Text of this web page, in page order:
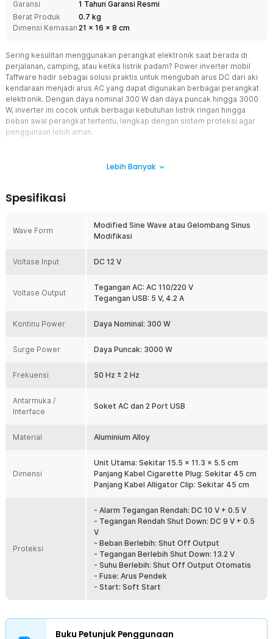
Garansi
1 Tahun Garansi Resmi
Berat Produk
0.7 kg
Dimensi Kemasan 21 x 16 x 8 cm
Sering kesulitan menggunakan perangkat elektronik saat berada di
perjalanan, camping, atau ketika listrik padam? Power inverter mobil
Taffware hadir sebagai solusi praktis untuk mengubah arus DC dari aki
kendaraan menjadi arus AC yang dapat digunakan berbagai perangkat
elektronik. Dengan daya nominal 300 W dan daya puncak hingga 3000
W, inverter ini cocok untuk berbagai kebutuhan listrik ringan hingga
beban awal perangkat tertentu, lengkap dengan sistem proteksi agar
penggunaan lebih aman.
kendaraan menjadi arus AC 110 V atau 220 V yang siap digunakan.
adaptor laptop, charger smartphone, lampu LED, kipas kecil,
speaker, hingga perangkat elektronik ringan lainnya. Sangat cocok
Menggunakan teknologi Modified Sine Wave yang mampu
menghasilkan suplai daya stabil untuk berbagai kebutuhan
elektronik sehari-hari. Jenis gelombang ini kompatibel dengan
digunakan tanpa perangkat tambahan. Selain lebih ekonomis,
Daya Nominal 300 W dengan Peak 3000 W
kontinu sehingga ideal untuk berbagai perangkat elektronik
membantu mengakomodasi lonjakan daya sesaat (surge) saat
beberapa perangkat pertama kali dinyalakan. Informasi ini penting
memperoleh performa inverter secara optimal.
Selain soket AC, inverter juga dilengkapi 2 port USB dengan output
hingga 5 V 4.2 A untuk mengisi daya smartphone, tablet, GPS,
kamera, maupun perangkat USB lainnya. Anda dapat mengisi
port USB membuat penggunaan menjadi lebih praktis selama
Proteksi Kelistrikan Lengkap
Keamanan menjadi salah satu keunggulan utama inverter ini.
Dilengkapi proteksi overload, over voltage, low voltage, overheat,
short circuit fuse, serta fitur soft start untuk menjaga kestabilan saat
perangkat mulai digunakan. Sistem kipas pendingin internal
membantu menjaga suhu kerja tetap optimal sehingga umur
Material Aluminium Alloy yang Kokoh
Menggunakan bodi berbahan aluminium alloy yang lebih kuat
Lebih Banyak
Spesifikasi
Wave Form
Modified Sine Wave atau Gelombang Sinus
Modifikasi
Voltase Input DC 12 V
Voltase Output
Tegangan AC: AC 110/220 V
Tegangan USB: 5 V, 4.2 A
Kontinu Power Daya Nominal: 300 W
Surge Power Daya Puncak: 3000 W
Frekuensi 50 Hz ± 2 Hz
Antarmuka /
Interface
Soket AC dan 2 Port USB
Material Aluminium Alloy
Dimensi
Unit Utama: Sekitar 15.5 x 11.3 x 5.5 cm
Panjang Kabel Cigarette Plug: Sekitar 45 cm
Panjang Kabel Alligator Clip: Sekitar 45 cm
Proteksi
- Alarm Tegangan Rendah: DC 10 V + 0.5 V
- Tegangan Rendah Shut Down: DC 9 V + 0.5
V
- Beban Berlebih: Shut Off Output
- Tegangan Berlebih Shut Down: 13.2 V
- Suhu Berlebih: Shut Off Output Otomatis
- Fuse: Arus Pendek
- Start: Soft Start
Buku Petunjuk Penggunaan